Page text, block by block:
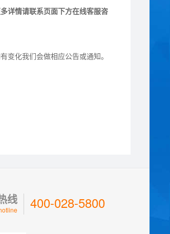
详情请联系页面下方在线客服咨
变化我们会做相应公告或通知。
线 400-028-5800